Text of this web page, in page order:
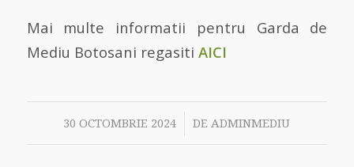
Mai multe informatii pentru Garda de
Mediu Botosani regasiti AICI
30 OCTOMBRIE 2024
/ DEADMINMEDIU